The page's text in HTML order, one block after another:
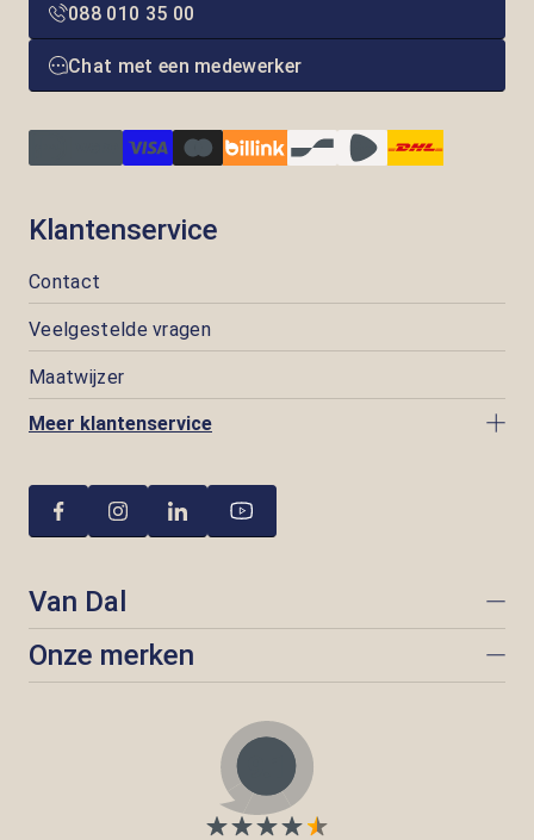
088 010 35 00
Chat met een medewerker
Klantenservice
Contact
Veelgestelde vragen
Maatwijzer
Meer klantenservice
Van Dal
Onze merken